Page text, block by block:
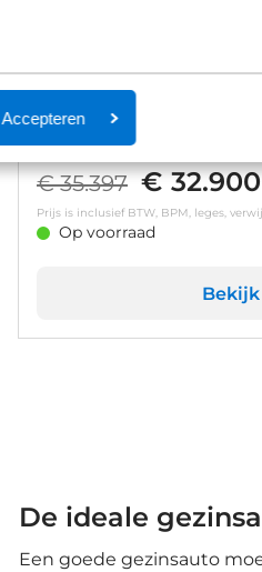
Accepteren
10 km
€ 35.397 € 32.900
Prijs is inclusief BTW, BPM, leges,
Op voorraad
De ideale
Een goede gezinsauto